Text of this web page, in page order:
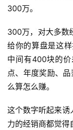
300万。
300万，对大多数
给你的算盘是这
中间有400块的
点、年度奖励、
么算怎么赚。
这个数字听起来诱
力的经销商都觉得